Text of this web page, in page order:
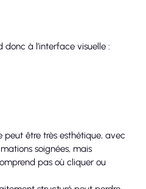
donc à l’interface visuelle :
être très esthétique, avec
soignées, mais
pas où cliquer ou